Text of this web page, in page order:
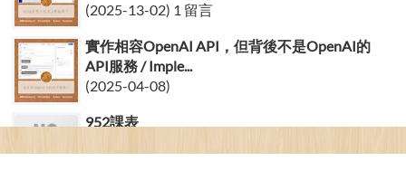
(2025-13-02) 1 留言
實作相容OpenAI API，但背後不是OpenAI的
API服務 / Imple...
(2025-04-08)
952課表